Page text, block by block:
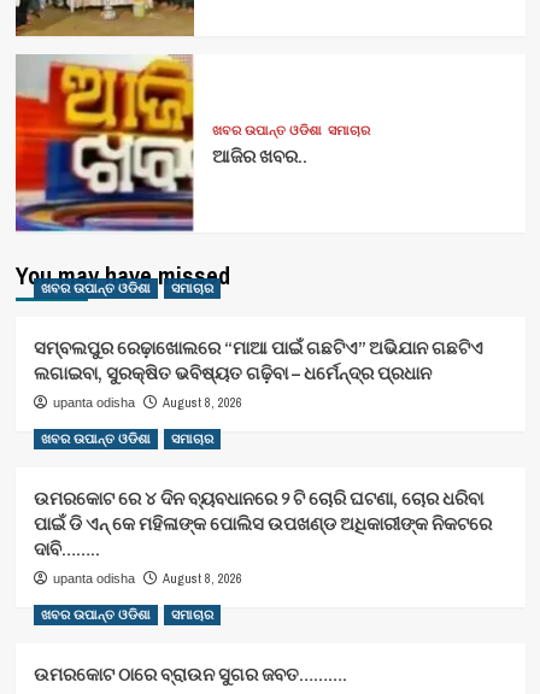
ଖବର ଉପାନ୍ତ ଓଡିଶା ସମାଚାର
ଆଜିର ଖବର..
You may have missed
ଖବର ଉପାନ୍ତ ଓଡିଶା ସମାଚାର
ସମ୍ବଲପୁର ରେଢ଼ାଖୋଲରେ “ମାଆ ପାଇଁ ଗଛଟିଏ” ଅଭିଯାନ ଗଛଟିଏ
ଲଗାଇବା, ସୁରକ୍ଷିତ ଭବିଷ୍ୟତ ଗଢ଼ିବା – ଧର୍ମେନ୍ଦ୍ର ପ୍ରଧାନ
upanta odisha August 8, 2026
ଖବର ଉପାନ୍ତ ଓଡିଶା ସମାଚାର
ଉମରକୋଟ ରେ ୪ ଦିନ ବ୍ୟବଧାନରେ ୨ ଟି ଚୋରି ଘଟଣା, ଚୋର ଧରିବା
ପାଇଁ ଡି ଏନ୍ କେ ମହିଳାଙ୍କ ପୋଲିସ ଉପଖଣ୍ଡ ଅଧିକାରୀଙ୍କ ନିକଟରେ
ଦାବି……..
upanta odisha August 8, 2026
ଖବର ଉପାନ୍ତ ଓଡିଶା ସମାଚାର
ଉମରକୋଟ ଠାରେ ବ୍ରାଉନ ସୁଗର ଜବତ……….